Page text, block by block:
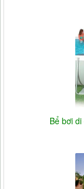
Bể bơi